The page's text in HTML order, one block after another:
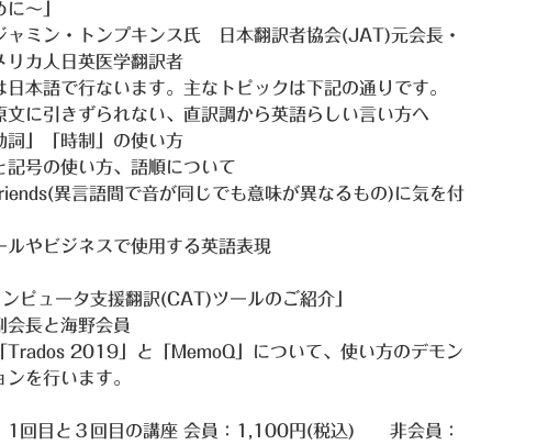
～」
ャミン・トンプキンス氏 日本翻訳者協会(JAT)元会長・
リカ人日英医学翻訳者
日本語で行ないます。主なトピックは下記の通りです。
文に引きずられない、直訳調から英語らしい言い方へ
詞」「時制」の使い方
記号の使い方、語順について
異言語間で音が同じでも意味が異なるもの)に気を付
ルやビジネスで使用する英語表現
ピュータ支援翻訳(CAT)ツールのご紹介」
会長と海野会員
Trados 2019」と「MemoQ」について、使い方のデモン
を行います。
回目と３回目の講座 会員：1,100円(税込) 非会員：